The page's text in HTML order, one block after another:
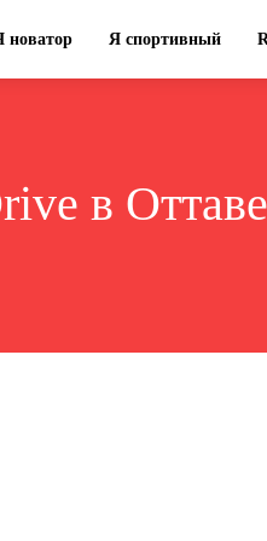
новатор Я спортивный
в Оттаве